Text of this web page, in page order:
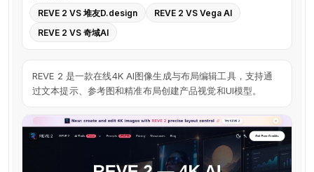
具
REVE 2 VS 堆友D.design
REVE 2 VS Vega AI
REVE 2 VS 奇域AI
VS
友
D.design
REVE 2 是一款在线4K AI图像生成与布局编辑工具，支持通
过文本提示、参考图和精准布局创建产品视觉和UI模型。